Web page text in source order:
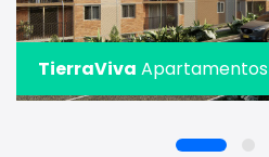
TierraViva Apartamentos